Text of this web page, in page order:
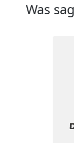
Was